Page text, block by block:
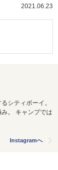
2021.06.23
シティボーイ。
。 キャンプでは
Instagramへ